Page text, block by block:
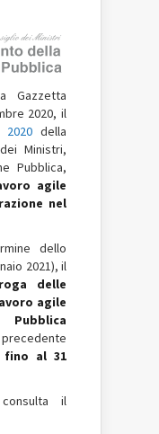
Gazzetta
2020, il
della
Ministri,
Pubblica,
agile
nel
dello
2021), il
delle
agile
precedente
fino al 31
il